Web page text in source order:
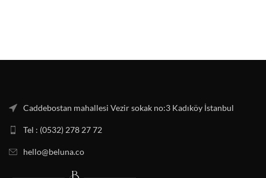
Caddebostan mahallesi Vezir sokak no:3 Kadıköy İstanbul
Tel : (0532) 278 27 72
hello@beluna.co